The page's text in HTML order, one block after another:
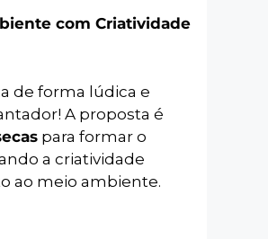
com Criatividade
de forma lúdica e
A proposta é
para formar o
a criatividade
ao meio ambiente.